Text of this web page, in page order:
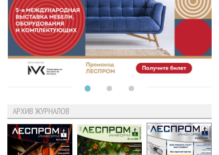
АРХИВ ЖУРНАЛОВ